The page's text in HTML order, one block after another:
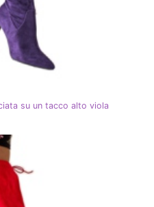
su un tacco alto viola